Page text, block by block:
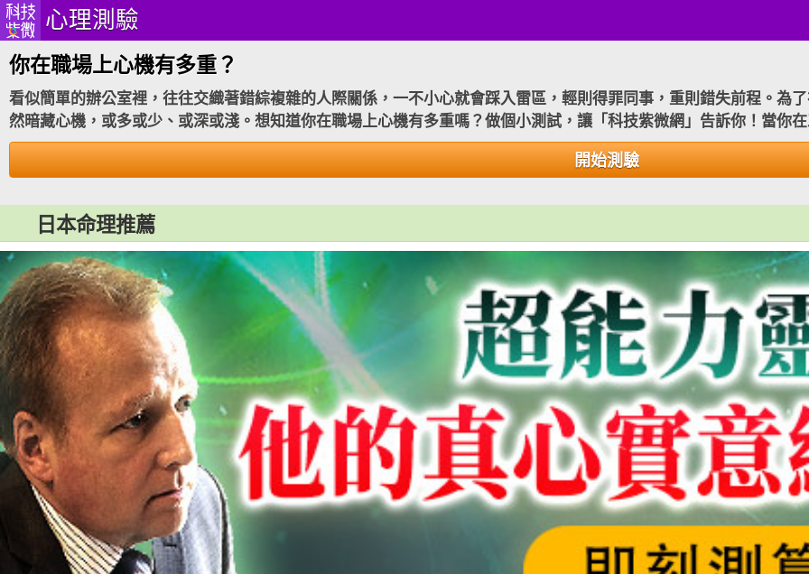
心理測驗
你在職場上心機有多重？
看似簡單的辦公室裡，往往交織著錯綜複雜的人際關係，一不小心就會踩入雷區，輕則得罪同事，重則錯失前程。為
然暗藏心機，或多或少、或深或淺。想知道你在職場上心機有多重嗎？做個小測試，讓「科技紫微網」告訴你！當你
開始測驗
日本命理推薦